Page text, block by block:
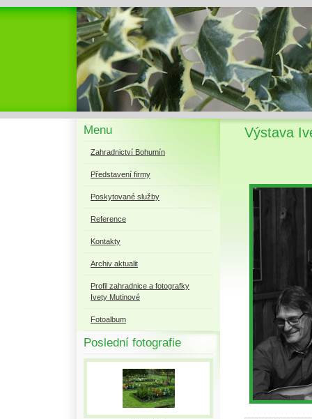
Menu
Zahradnictví Bohumín
Představení firmy
Poskytované služby
Reference
Kontakty
Archiv aktualit
Profil zahradnice a fotografky
Ivety Mutinové
Fotoalbum
Poslední fotografie
Výstava